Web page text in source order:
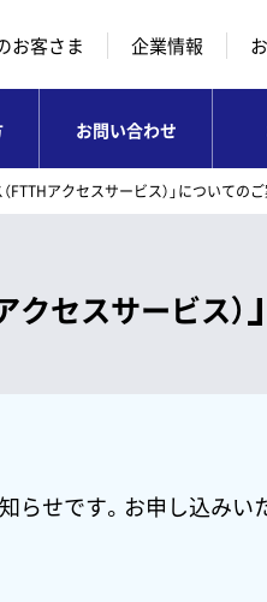
テンツのリンクナビゲ
お客さま 企業情報
お問い合わせ
FTTHアクセスサービス）」についての
クセスサービス）
らせです。お申し込み